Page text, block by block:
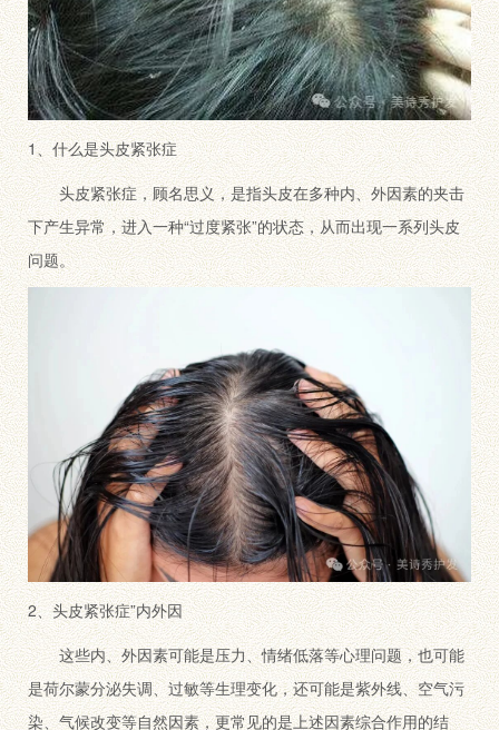
1、什么是头皮紧张症
头皮紧张症，顾名思义，是指头皮在多种内、外因素的夹击
下产生异常，进入一种“过度紧张”的状态，从而出现一系列头皮
问题。
2、头皮紧张症”内外因
这些内、外因素可能是压力、情绪低落等心理问题，也可能
是荷尔蒙分泌失调、过敏等生理变化，还可能是紫外线、空气污
染、气候改变等自然因素，更常见的是上述因素综合作用的结